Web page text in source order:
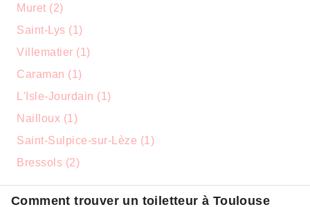
Muret (2)
Saint-Lys (1)
Villematier (1)
Caraman (1)
L'Isle-Jourdain (1)
Nailloux (1)
Saint-Sulpice-sur-Lèze (1)
Bressols (2)
Comment trouver un toiletteur à Toulouse